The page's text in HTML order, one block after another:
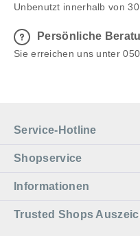
Unbenutzt innerhalb von
Persönliche
Sie erreichen uns unter
Service-Hotline
Shopservice
Informationen
Trusted Shops